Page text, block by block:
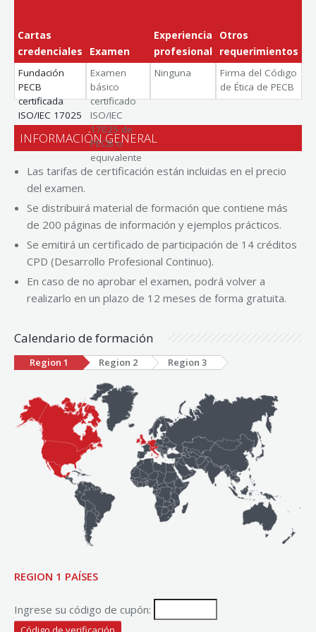
Cartas
credenciales
Fundación
PECB
certificada
ISO/IEC 17025
Examen
Examen
básico
certificado
ISO/IEC
17025 de
PECB o
equivalente
Experiencia
profesional
Ninguna
Otros
requerimientos
Firma del Código
de Ética de PECB
INFORMACIÓN GENERAL
Las tarifas de certificación están incluidas en el precio
del examen.
Se distribuirá material de formación que contiene más
de 200 páginas de información y ejemplos prácticos.
Se emitirá un certificado de participación de 14 créditos
CPD (Desarrollo Profesional Continuo).
En caso de no aprobar el examen, podrá volver a
realizarlo en un plazo de 12 meses de forma gratuita.
Calendario de formación
Region 1 Region 2 Region 3
REGION 1 PAÍSES
Ingrese su código de cupón: